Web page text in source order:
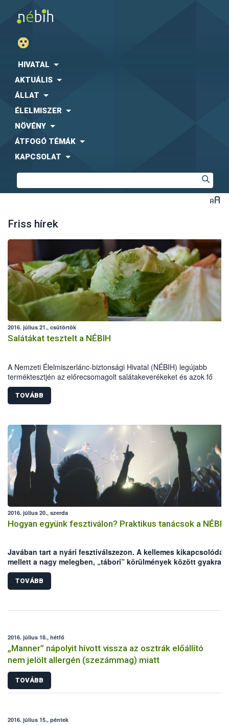
HIVATAL
AKTUÁLIS
ÁLLAT
ÉLELMISZER
NÖVÉNY
ÁTFOGÓ TÉMÁK
KAPCSOLAT
Friss hírek
2016. július 21., csütörtök
Salátákat tesztelt a NÉBIH
A Nemzeti Élelmiszerlánc-biztonsági Hivatal (NÉBIH) legújabb
terméktesztjén az előrecsomagolt salátakeverékeket és azok fő
összetevőjét, a jégsalátákat vizsgálta. A Szupermenta projektben 35
terméket ellenőrzött a hatóság. A laboratóriumi vizsgálatok alapján
valamennyi megfelelő volt. Jelölési hiba miatt 10 előrecsomagolt
szakemberek, a jégsalátáknál pedig nem engedélyezett hatóanyag
használata okán indul hatósági eljárás.
TOVÁBB
2016. július 20., szerda
Hogyan együnk fesztiválon? Praktikus tanácsok a
Javában tart a nyári fesztiválszezon. A kellemes kikapcsolódás
mellett a nagy melegben, „tábori” körülmények között
előfordulhatnak élelmiszer eredetű megbetegedések, amik
elronthatják a fesztiválhangulatot. A Nemzeti Élelmiszerlánc-
biztonsági Hivatal (NÉBIH) néhány tanáccsal segíteni szeretne,
TOVÁBB
2016. július 18., hétfő
„Manner” nápolyit hívott vissza az osztrák előállító
nem jelölt allergén (szezámmag) miatt
TOVÁBB
2016. július 15., péntek